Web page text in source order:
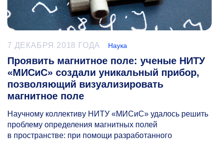
7 ДЕКАБРЯ 2018 ГОДА Наука
Проявить магнитное поле: ученые НИТУ
«МИСиС» создали уникальный прибор,
позволяющий визуализировать
магнитное поле
Научному коллективу НИТУ «МИСиС» удалось решить
проблему определения магнитных полей
в пространстве: при помощи разработанного